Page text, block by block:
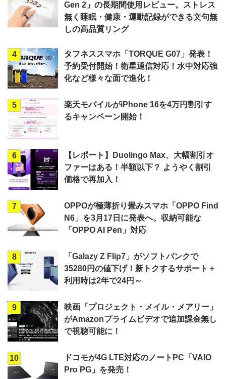
Gen 2」の長期間使用レビュー。ストレス
無く睡眠・健康・運動記録ができる文句無
しの高品質リング
4
タフネススマホ「TORQUE G07」発表！
予約受付開始！衛星通信対応！水中対応強
化など様々な面で進化！
5
楽天モバイルがiPhone 16を4万円割引す
るキャンペーン開始！
6
【レポート】Duolingo Max、大幅割引オ
ファーはある！半額以下？ ようやく割引
価格で再加入！
7
OPPOが極薄折り畳みスマホ「OPPO Find
N6」を3月17日に発表へ。収納可能な
「OPPO AI Pen」対応
8
「Galazy Z Flip7」がソフトバンクで
35280円の値下げ！新トクするサポート＋
利用時は2年で24円～
9
映画「プロジェクト・メイル・メアリー」
がAmazonプライムビデオで追加課金無し
で視聴可能に！
10
ドコモが4G LTE対応のノートPC「VAIO
Pro PG」を発売！